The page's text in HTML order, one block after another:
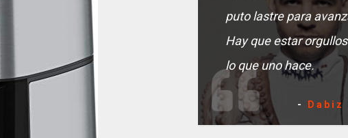
puto lastre para
Hay que estar
lo que uno hace.
- Dabiz